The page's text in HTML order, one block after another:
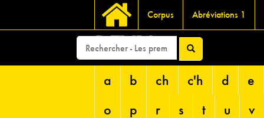
Corpus Abréviations 1
DEVRI
a b ch c'h d
e
o
p r s t u v